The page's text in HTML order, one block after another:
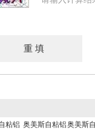
粘铝 奥美斯自粘铝奥美斯